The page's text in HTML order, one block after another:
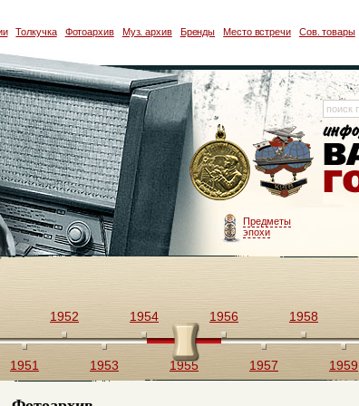
Толкучка Фотоархив Муз. архив Бренды Место встречи Сов. товары
Предметы
эпохи
1951
1952
1953
1954
1955
1956
1957
1958
1959